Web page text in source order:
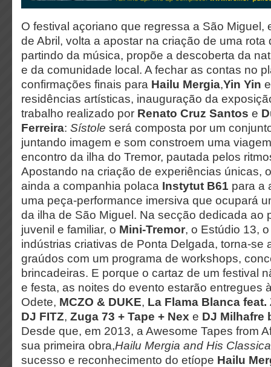
O festival açoriano que regressa a São Miguel,
de Abril, volta a apostar na criação de uma rota
partindo da música, propõe a descoberta da
e da comunidade local. A fechar as contas no
confirmações finais para Hailu Mergia,Yin Yin
residências artísticas, inauguração da
trabalho realizado por Renato Cruz Santos e
Ferreira: Sístole será composta por um
juntando imagem e som constroem uma
encontro da ilha do Tremor, pautada pelos
Apostando na criação de experiências únicas,
ainda a companhia polaca Instytut B61 para a
uma peça-performance imersiva que ocupará
da ilha de São Miguel. Na secção dedicada ao
juvenil e familiar, o Mini-Tremor, o Estúdio 13,
indústrias criativas de Ponta Delgada, torna-se
graúdos com um programa de workshops,
brincadeiras. E porque o cartaz de um festival
e festa, as noites do evento estarão entregues
Odete, MCZO & DUKE, La Flama Blanca feat.
DJ FITZ, Zuga 73 + Tape + Nex e DJ Milhafre
Desde que, em 2013, a Awesome Tapes from
sua primeira obra,Hailu Mergia and His
sucesso e reconhecimento do etíope Hailu